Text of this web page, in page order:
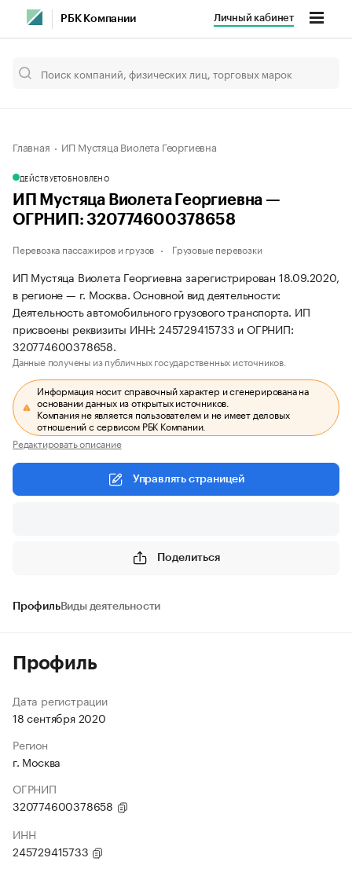
РБК Компании Личный кабинет
Главная ИП Мустяца Виолета Георгиевна
ДЕЙСТВУЕТОБНОВЛЕНО
ИП Мустяца Виолета Георгиевна —
ОГРНИП: 320774600378658
Перевозка пассажиров и грузов Грузовые перевозки
ИП Мустяца Виолета Георгиевна зарегистрирован 18.09.2020,
в регионе — г. Москва. Основной вид деятельности:
Деятельность автомобильного грузового транспорта. ИП
присвоены реквизиты ИНН: 245729415733 и ОГРНИП:
320774600378658.
Данные получены из публичных государственных источников.
Информация носит справочный характер и сгенерирована на
основании данных из открытых источников.
Компания не является пользователем и не имеет деловых
отношений с сервисом РБК Компании.
Редактировать описание
Управлять страницей
Поделиться
ПрофильВиды деятельности
Профиль
Дата регистрации
18 сентября 2020
Регион
г. Москва
ОГРНИП
320774600378658
ИНН
245729415733